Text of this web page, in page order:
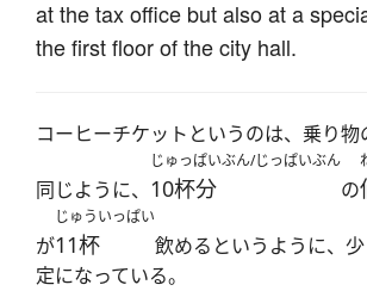
at the tax office but also at a
the first floor of the city hall.
コーヒーチケットというのは、乗り物
同じように、
じゅっぱいぶん/じっぱいぶん
10杯分 の
が
じゅういっぱい
11杯 飲めるというように、
定になっている。